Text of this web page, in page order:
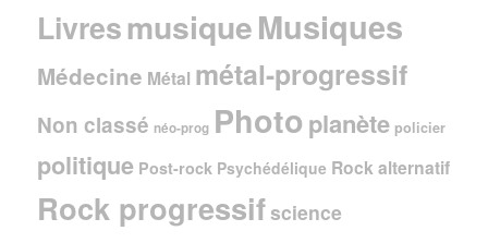
LivresmusiqueMusiques
Médecine Métal métal-progressif
Non classé néo-prog Photo planète policier
politique Post-rock Psychédélique Rock alternatif
Rock progressifscience